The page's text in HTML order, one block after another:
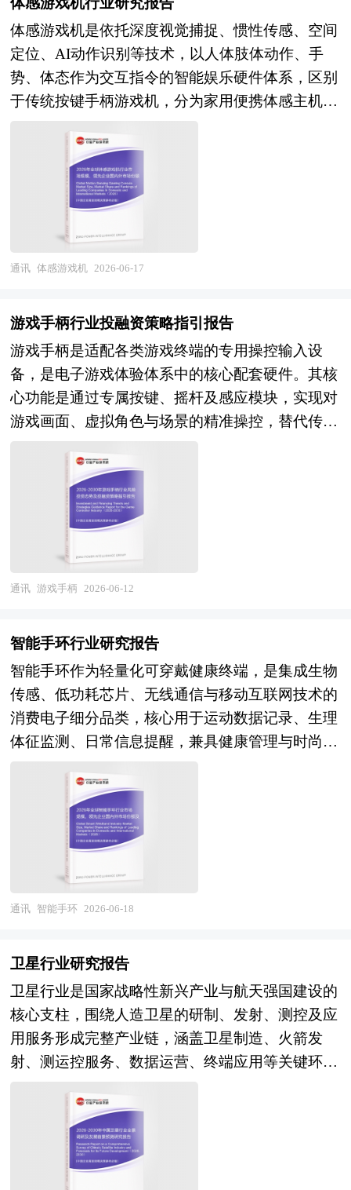
和硬环境，制定一系列优惠政策，吸引和鼓励大量
企业进驻和发展，这为形成产业集群和发挥产业集
群效应准备了条件。 要使包括成本优势、市场优
势、创新优势、扩张优势等方面内容在内的产业集
群效应得以有效发挥，除了企业在地理上的集中
产业之间有着密切的物质和技术联系；企业间信息
交流渠道畅通，交流手段和途径众多，企业间形成
良好的信任和合作关系；形成有利于技术创新和制
度创新的环境，创新的“产业空气”浓厚；形成被广
泛认可的价值观和理念，从而构建区域文化。而产
业园区恰恰有利于这些条件的形成，如政府对与园
到产业的配套和企业的联系等。目前，大多产业园
区是指由政府或企业为实现产业发展目标而创立的
特殊区位环境。 产业园区的一般特征是大量企业
在一定区域的集中。但是，企业在地理位置上的集
中和公共物品的共享并不必然产生聚集效应。产业
园区的发展有赖于园内企业的产业关联性或者业务
关联所形成的协同效应。当共享行为对成本状况与
差异化驱动因素产生影响时，共享能带来竞争优
势。但是，协同效应是在一定支撑条件下产生的，
它是由组织结构而不是技术或企业规模决定的。产
业关联性以及源于共同利益的相互依附和相互信任
是最基本的条件。因此产业园区发展必须从产业组
织形式着手，去寻找有效途径。产业集群作为实现
然选择。对于产业园区来说，产业集群是一种系统
性的发展理念，无论是改善现有的招商环境和创新
环境，还是在招商引资工作中，都要从加强产业联
系出发，并以提高区域竞争力、发展有国际竞争力
的产业为指导思想。在有条件的产业园区，及时地
施，将会推动园区进一步发展。 从目前的地方经
济发展趋势看，各种产业园区确实逐渐成为区域经
济发展的引擎，带动着区域整体实力提升。但是不
容忽视的是由于产业地产开发及运营刚处于起步阶
段，开发企业和运营商的经验不足，加之在开发过
程中会面临地方政府的干预，容易出现过度追求税
聚效应差、土地利用效率偏低、企业同质化竞争严
重、忽视构建产业环境、配套不平衡、产业带动作
用不明显等诸多问题。 本研究咨询报告由中研普
华咨询公司领衔撰写，在大量周密的市场调研基础
上，主要依据了国家统计局、国家海关总署、国家
商务部、国家财政部、国务院发展研究中心、中国
开发区协会、3D打印行业相关协会、中国行业研
究网、全国及海外多种相关报刊杂志的基础信息等
公布和提供的大量资料，对我国3D打印产业园发
展情况、发展趋势及其所面临的问题等进行了分
级，多模态交互与跨设备协同体验成为核心竞争
力。市场结构上，教育数字化、企业移动化转型与
新兴市场消费升级持续释放增量，高端化、定制化
产品占比逐步提升，市场增长动力从规模扩张转向
发、生态构建与品牌运营强化核心壁垒，中国品牌
在全球市场的份额与影响力持续提升，国内外企业
在高端技术、生态适配与全球渠道布局上的竞争更
趋激烈。 本研究咨询报告由中研普华咨询公司领
衔撰写，在大量周密的市场调研基础上，主要依据
了国家统计局、国家商务部、国家发改委、国家经
全国及海外多种相关报刊杂志的基础信息以及专业
研究单位等公布和提供的大量资料。对全球及国内
平板电脑行业作了详尽深入的分析，是企业进行市
场研究工作时不可或缺的重要参考资料，同时也可
作为金融机构进行信贷分析、证券分析、投资分析
等研究工作时的参考依据。
业态模式不断创新，跨境电商综试区政策红利持续
释放，“跨境电商+产业带”融合模式成效显著。行
业格局呈现头部平台集聚、中小卖家差异化竞争、
独立站与社交电商快速崛起的特征，同时面临全球
贸易摩擦、区域合规趋严、物流成本波动、高端人
才短缺等挑战，行业正从粗放式增长转向精细化、
品牌化、合规化高质量发展新阶段。未来，中国国
际电商行业将朝着技术智能化、市场多元化、运营
本地化、供应链柔性化、生态协同化方向深度演
进。人工智能、大数据、云计算、区块链等技术全
链路渗透，重构选品、营销、客服、物流、风控等
从传统欧美市场向东南亚、中东、拉美、非洲等新
兴市场加速渗透，形成“多元市场协同、新兴市场
引领”的格局。竞争焦点从流量争夺转向供应链、
品牌、技术、合规的综合实力比拼，本土品牌出海
进程全面提速，“中国制造”向“中国品牌”升级成为
领衔撰写，在大量周密的市场调研基础上，主要依
据了国家统计局、国家商务部、国家发改委、国家
经济信息中心、国务院发展研究中心、国家海关总
署、全国商业信息中心、中国经济景气监测中心、
中国行业研究网、全国及海外相关报刊杂志的基础
信息以及国际电商行业研究单位等公布和提供的大
了国内外国际电商行业的发展现状、如何面对行业
的发展挑战、行业的发展建议、行业竞争力，以及
行业的投资分析和趋势预测等等。报告还综合了国
际电商行业的整体发展动态，对行业在产品方面提
供了参考建议和具体解决办法。报告对于国际电商
产品生产企业、经销商、行业管理部门以及拟进入
该行业的投资者具有重要的参考价值，对于研究我
国国际电商行业发展规律、提高企业的运营效率、
促进企业的发展壮大有学术和实践的双重意义。
体感游戏机是依托深度视觉捕捉、惯性传感、空间
定位、AI动作识别等技术，以人体肢体动作、手
势、体态作为交互指令的智能娱乐硬件体系，区别
于传统按键手柄游戏机，分为家用便携体感主机、
视端轻量化体感终端四大品类，构建起完整全球化
产业链体系。上游供给图形处理芯片、深度传感摄
像头、光学模组、高速存储、动作识别算法引擎等
软硬件核心配套；中游承接整机结构组装、传感精
度校准、游戏内容开发、设备适配调试；下游覆盖
家庭休闲、线下文旅体验馆、亲子游乐场馆、校园
娱、智能交互硬件赛道的核心细分品类，兼具休闲
费电子与沉浸式体验产业升级的重要载体。 当前
全球体感游戏机市场形成欧美日厂商主导高端生
态、亚太承接制造、国产品牌加速本土化突围的分
层竞争格局。海外头部企业依托多年底层传感算法
积累、自有游戏IP内容矩阵、全球成熟渠道布局，
把持高端家用主机与VR沉浸式体感设备核心市
场；国内制造与科技品牌依托完整电子供应链、本
地化内容开发优势，深耕中端家用终端、商用线下
游艺设备赛道，持续缩小技术与生态差距。行业竞
争早已脱离单纯硬件参数比拼，而是动作捕捉延迟
控制、多场景内容储备、软硬件生态协同、跨区域
力较量。不同区域文娱消费习惯、数字内容监管、
线下商业地产发展节奏存在明显差异，持续改变各
大厂商海内外出货体量与行业排名梯队，仅简单组
装、无自研算法与自有内容储备的低端代工产能逐
步收缩出清。 全球体感游戏机产业整体朝着多传
康复跨界一体化、国产软硬件自主配套、线下商用
场景定制化方向迭代升级。融合光学、惯性、毫米
波多类传感方案，大幅提升动作识别精准度，降低
环境适配限制；云端游戏资源与家用体感终端打
通，降低硬件配置门槛；体感设备联动健身课程、
肢体康复训练程序，拓宽健康类应用场景；本土动
区、校园开发标准化成套体感解决方案；全球同步
完善体感设备电磁兼容、眼部防护、内容分级管控
统一标准，产业链协同攻关低功耗专用处理芯片、
小型化深度传感模组、轻量化交互算法等配套短
板。 本研究咨询报告由中研普华咨询公司领衔撰
写，在大量周密的市场调研基础上，主要依据了国
家统计局、国家商务部、国家发改委、国家经济信
息中心、国务院发展研究中心、全国商业信息中
心、中国经济景气监测中心、中国行业研究网、全
国及海外多种相关报刊杂志的基础信息以及专业研
通讯 体感游戏机 2026-06-17
游戏手柄行业投融资策略指引报告
游戏手柄是适配各类游戏终端的专用操控输入设
备，是电子游戏体验体系中的核心配套硬件。其核
心功能是通过专属按键、摇杆及感应模块，实现对
游戏画面、虚拟角色与场景的精准操控，替代传统
较于普通输入设备，游戏手柄具备操控精准度高、
适配性强、交互性丰富、握持体验舒适的专属特
性，专门贴合游戏操作的节奏与逻辑，能够降低复
杂游戏操作的难度，提升游玩的流畅度与沉浸感。
该设备可适配主机、电脑、移动设备、云端游戏等
多种游戏载体，是覆盖大众娱乐、专业电竞、沉浸
或缺的重要组成部分。 从市场需求来看，全民娱
闲玩家与专业电竞用户对优质操控设备的需求不断
提升，传统通用操控设备已无法满足精细化的游戏
体验需求，持续催生手柄换新与升级需求。从市场
供给来看，行业准入门槛相对适中，经过长期发展
已形成成熟的产业链体系，产品品类覆盖大众入
门、中端进阶、高端专业等不同层级，市场竞争聚
焦于产品品质、操控技术、适配兼容性与使用体
验，整体行业生态愈发规范成熟。同时，多元游戏
场景的普及，持续带动手柄设备的常态化消费与更
新迭代需求。 传统手柄仅具备基础操控功能，功
能模式较为单一，如今行业依托传感技术、无线技
能，低延迟传输、动态体感反馈、智能适配调节等
功能逐步普及，大幅提升操作的精准度与互动感。
同时，产品设计更加贴合人体工学，兼顾便携性与
握持舒适度，适配多终端、多场景的通用型产品成
为主流迭代方向。行业逐步摒弃同质化低端产品，
个性化的方向持续迭代升级。 游戏产业的持续繁
荣、大众娱乐消费的升级，为行业发展提供了稳固
的底层需求支撑，消费电子产业的技术迭代，为手
柄产品的创新升级提供了充足的技术保障。随着新
通讯 游戏手柄 2026-06-12
智能手环行业研究报告
智能手环作为轻量化可穿戴健康终端，是集成生物
传感、低功耗芯片、无线通信与移动互联网技术的
消费电子细分品类，核心用于运动数据记录、生理
体征监测、日常信息提醒，兼具健康管理与时尚配
款、医疗级监护款，完整产业链涵盖上游传感器、
MCU芯片、柔性显示屏、电池等核心元器件，中
游设备研发、整机制造、软件算法开发，下游线上
电商、线下零售、运营商渠道及健康服务生态，是
十五五数字健康与消费电子融合发展的重要载体，
具备技术迭代快、产品生命周期短、用户粘性强、
低功耗算法优化、生态协同整合能力，直接决定其
单一功能普及阶段迈入健康功能深化、品牌格局集
中、区域市场分化的成熟发展周期。全球市场形成
以亚太为核心、欧美为高端增量、新兴市场为潜力
洼地的需求格局，中国依托完整电子制造配套与庞
大消费群体，成为全球最大生产基地与消费市场；
竞争层面呈现头部品牌主导、中小品牌细分突围的
态势，国际巨头与国产龙头凭借技术积累、品牌影
响力、渠道覆盖优势占据全球主要份额，形成稳定
通讯 智能手环 2026-06-18
卫星行业研究报告
卫星行业是国家战略性新兴产业与航天强国建设的
核心支柱，围绕人造卫星的研制、发射、测控及应
用服务形成完整产业链，涵盖卫星制造、火箭发
射、测运控服务、数据运营、终端应用等关键环
强战略牵引特征，是支撑国家安全、科技自立自强
与数字经济发展的关键领域，也是“十五五”时期构
建空天地一体化信息网络、培育新质生产力的核心
方向中国政府网。 当前中国卫星行业正处于技术